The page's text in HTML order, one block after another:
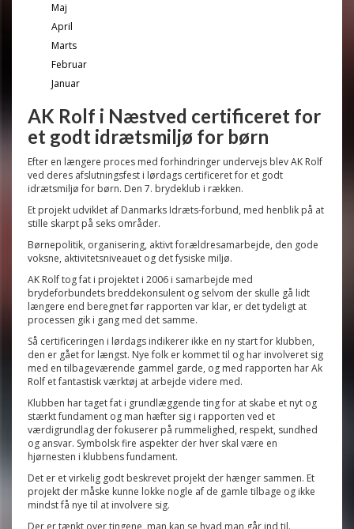
Maj
April
Marts
Februar
Januar
AK Rolf i Næstved certificeret for
et godt idrætsmiljø for børn
Efter en længere proces med forhindringer undervejs blev AK Rolf
ved deres afslutningsfest i lørdags certificeret for et godt
idrætsmiljø for børn. Den 7. brydeklub i rækken.
Et projekt udviklet af Danmarks Idræts-forbund, med henblik på at
stille skarpt på seks områder.
Børnepolitik, organisering, aktivt forældresamarbejde, den gode
voksne, aktivitetsniveauet og det fysiske miljø.
AK Rolf tog fat i projektet i 2006 i samarbejde med
brydeforbundets breddekonsulent og selvom der skulle gå lidt
længere end beregnet før rapporten var klar, er det tydeligt at
processen gik i gang med det samme.
Så certificeringen i lørdags indikerer ikke en ny start for klubben,
den er gået for længst. Nye folk er kommet til og har involveret sig
med en tilbageværende gammel garde, og med rapporten har Ak
Rolf et fantastisk værktøj at arbejde videre med.
Klubben har taget fat i grundlæggende ting for at skabe et nyt og
stærkt fundament og man hæfter sig i rapporten ved et
værdigrundlag der fokuserer på rummelighed, respekt, sundhed
og ansvar. Symbolsk fire aspekter der hver skal være en
hjørnesten i klubbens fundament.
Det er et virkelig godt beskrevet projekt der hænger sammen. Et
projekt der måske kunne lokke nogle af de gamle tilbage og ikke
mindst få nye til at involvere sig.
Der er tænkt over tingene, man kan se hvad man går ind til.